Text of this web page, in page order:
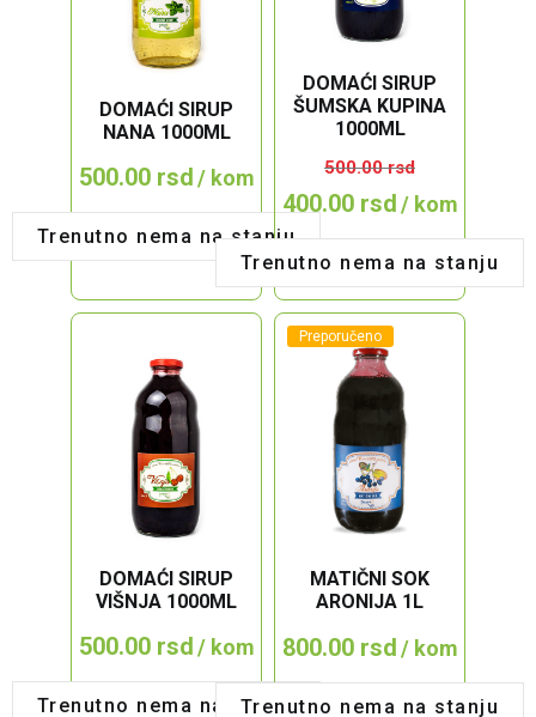
DOMAĆI SIRUP
NANA 1000ML
500.00 rsd/ kom
Trenutno nema na stanju
DOMAĆI SIRUP
ŠUMSKA KUPINA
1000ML
500.00rsd
Originalna
500.00 RSD.
400.00 rsdTrenutna
400.00 RSD.
/ kom
Trenutno nema na stanju
DOMAĆI SIRUP
VIŠNJA 1000ML
500.00 rsd/ kom
Trenutno nema na stanju
Preporučeno
MATIČNI SOK
ARONIJA 1L
800.00 rsd/ kom
Trenutno nema na stanju